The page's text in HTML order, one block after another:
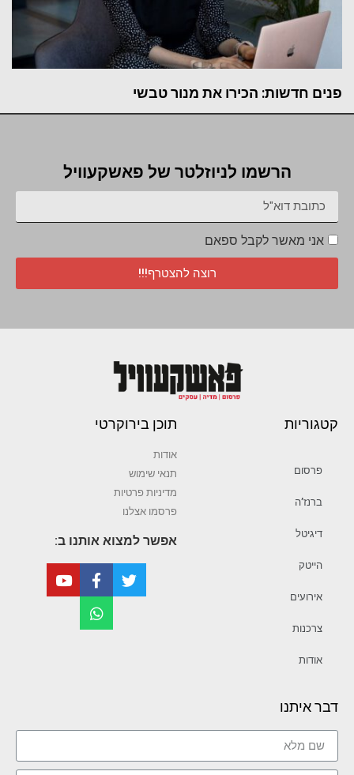
פנים חדשות: הכירו את מנור טבשי
הרשמו לניוזלטר של פאשקעוויל
אני מאשר לקבל ספאם
רוצה להצטרף!!!
קטגוריות
פרסום
ברנז’ה
דיגיטל
הייטק
אירועים
צרכנות
אודות
תוכן בירוקרטי
אודות
תנאי שימוש
מדיניות פרטיות
פרסמו אצלנו
אפשר למצוא אותנו ב:
דבר איתנו